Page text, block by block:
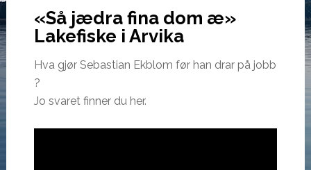
«Så jædra fina dom æ»
Lakefiske i Arvika
Hva gjør Sebastian Ekblom før han drar på jobb
?
Jo svaret finner du her.